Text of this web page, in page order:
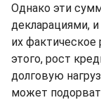
Однако эти
декларациями,
их фактическое
этого, рост
долговую
может